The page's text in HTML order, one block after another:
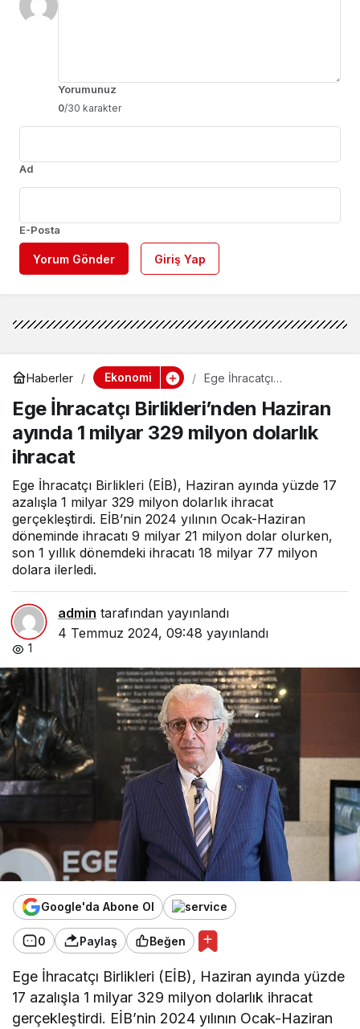
Yorumunuz
0/30 karakter
Ad
E-Posta
Yorum Gönder Giriş Yap
Haberler Ekonomi
Ege İhracatçı
ayında 1 milyar 329
milyon dolarlık ihracat
Ege İhracatçı Birlikleri’nden Haziran
ayında 1 milyar 329 milyon dolarlık
ihracat
Ege İhracatçı Birlikleri (EİB), Haziran ayında yüzde 17
azalışla 1 milyar 329 milyon dolarlık ihracat
gerçekleştirdi. EİB’nin 2024 yılının Ocak-Haziran
döneminde ihracatı 9 milyar 21 milyon dolar olurken,
son 1 yıllık dönemdeki ihracatı 18 milyar 77 milyon
dolara ilerledi.
admin tarafından yayınlandı
4 Temmuz 2024, 09:48 yayınlandı
1
Google'da Abone Ol
0 Paylaş Beğen
Ege İhracatçı Birlikleri (EİB), Haziran ayında yüzde
17 azalışla 1 milyar 329 milyon dolarlık ihracat
gerçekleştirdi. EİB’nin 2024 yılının Ocak-Haziran